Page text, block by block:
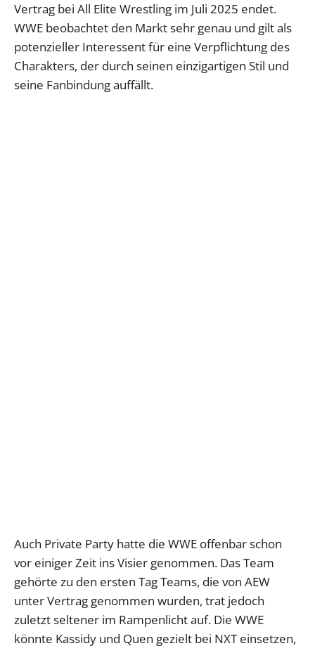
Vertrag bei All Elite Wrestling im Juli 2025 endet.
WWE beobachtet den Markt sehr genau und gilt als
potenzieller Interessent für eine Verpflichtung des
Charakters, der durch seinen einzigartigen Stil und
seine Fanbindung auffällt.
Auch Private Party hatte die WWE offenbar schon
vor einiger Zeit ins Visier genommen. Das Team
gehörte zu den ersten Tag Teams, die von AEW
unter Vertrag genommen wurden, trat jedoch
zuletzt seltener im Rampenlicht auf. Die WWE
könnte Kassidy und Quen gezielt bei NXT einsetzen,